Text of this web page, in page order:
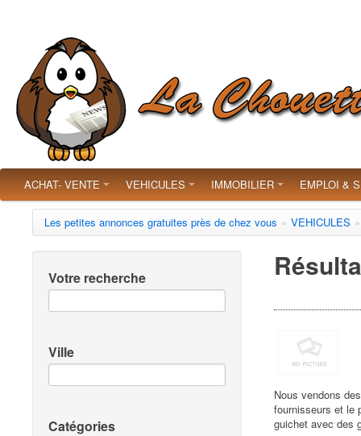
ACHAT- VENTE VEHICULES IMMOBILIER EMPLOI &
Les petites annonces gratuites près de chez vous » VEHICULES »
Votre recherche
Ville
Catégories
Nous vendons
fournisseurs et le
guichet avec des